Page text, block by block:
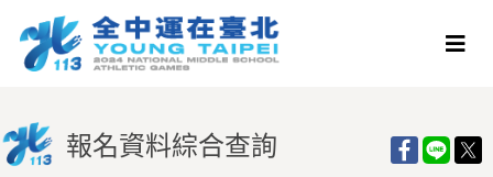
報名資料綜合查詢